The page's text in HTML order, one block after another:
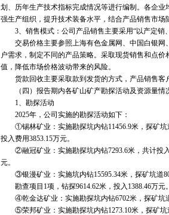
划、历年生产技术指标完成情况等进行编制。各企
强生产组织，提升技术装备水平，结合产品销售市场
3、销售模式：公司产品销售主要采用“以产定销
交易价格主要参照上海有色金属网、中国白银网
户需求，制定不同的产品策略。采取现货销售和点
值，降低市场价格波动带来的风险。
货款回收主要采取款到发货的方式，产品销售客
（四）报告期内各矿山矿产勘探活动及资源量情
1、勘探活动
2025年，公司实施的勘探活动如下：
①锡林矿业：实施勘探坑内钻11456.9米，探矿坑道
投入费用3853.15万元。
②融冠矿业：实施勘探坑内钻7293.6米，共计投入
元。
③银漫矿业：实施坑内钻15595.34米，探矿坑道
勘查项目1项，钻探9614.62米，投入1388.46万元
④乾金达矿业：实施勘探坑内钻6702米，探矿坑道
⑤荣邦矿业：实施勘探坑内钻1273.10米，探矿坑道